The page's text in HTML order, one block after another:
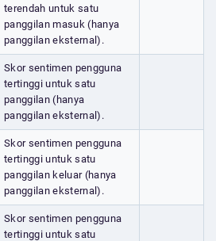
terendah untuk satu
panggilan masuk (hanya
panggilan eksternal).
Skor sentimen pengguna
tertinggi untuk satu
panggilan (hanya
panggilan eksternal).
Skor sentimen pengguna
tertinggi untuk satu
panggilan keluar (hanya
panggilan eksternal).
Skor sentimen pengguna
tertinggi untuk satu